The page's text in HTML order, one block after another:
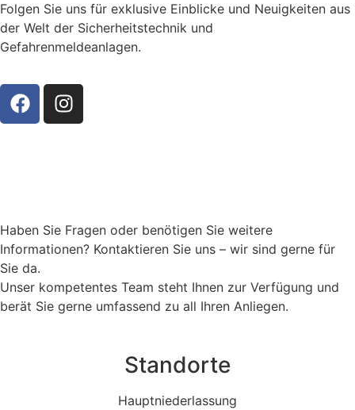
Folgen Sie uns für exklusive Einblicke und Neuigkeiten aus
der Welt der Sicherheitstechnik und
Gefahrenmeldeanlagen.
Haben Sie Fragen oder benötigen Sie weitere
Informationen? Kontaktieren Sie uns – wir sind gerne für
Sie da.
Unser kompetentes Team steht Ihnen zur Verfügung und
berät Sie gerne umfassend zu all Ihren Anliegen.
Standorte
Hauptniederlassung